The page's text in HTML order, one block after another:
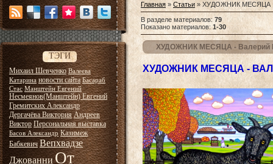
ТЭГИ
Михаил Шевченко Валеева
Катарина новости сайта Басараб
Стас Манштейн Евгений
Несмеянов(Манштейн) Евгений
Гремитских Александр
Дергачёва Виктория Андреев
Виктор Персональная выставка
Басов Александр Казимеж
Бабкевич Вепхвадзе
Джованни От
Главная » Статьи » ХУДОЖНИК МЕСЯЦА
В разделе материалов: 79
Показано материалов:1-30
ХУДОЖНИК МЕСЯЦА - Валерий
ХУДОЖНИК МЕСЯЦА -